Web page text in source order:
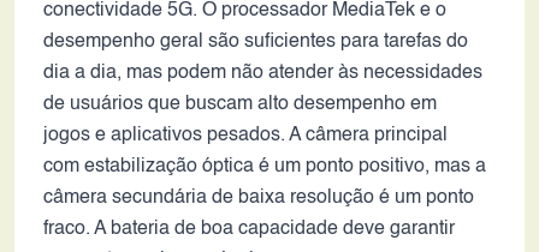
conectividade 5G. O processador MediaTek e o
desempenho geral são suficientes para tarefas do
dia a dia, mas podem não atender às necessidades
de usuários que buscam alto desempenho em
jogos e aplicativos pesados. A câmera principal
com estabilização óptica é um ponto positivo, mas a
câmera secundária de baixa resolução é um ponto
fraco. A bateria de boa capacidade deve garantir